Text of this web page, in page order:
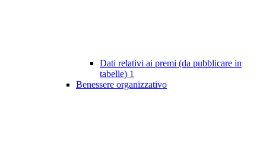
Dati relativi ai premi (da pubblicare in
tabelle) 1
Benessere organizzativo